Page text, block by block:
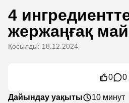
4
жержаңғақ
Қосылды: 18.12.2024
0 0
Дайындау уақыты 10 минут